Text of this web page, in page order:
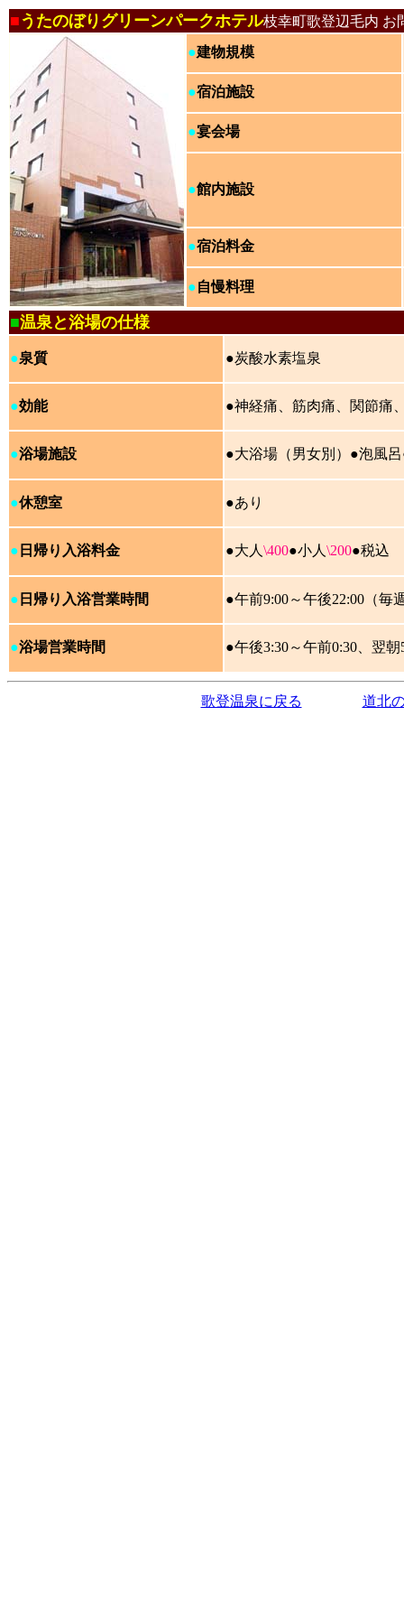
■うたのぼりグリーンパークホテル枝幸町歌登辺毛内 お
●建物規模
●宿泊施設
●宴会場
●館内施設
●宿泊料金
●自慢料理
■温泉と浴場の仕様
●泉質 ●炭酸水素塩泉
●効能 ●神経痛、筋肉痛、関節痛
●浴場施設 ●大浴場（男女別）●泡風
●休憩室 ●あり
● 日帰り入浴料金 ●大人 \400●小人 \200●税込
● 日帰り入浴営業時間 ●午前9:00～午後22:00（毎
●浴場営業時間 ●午後3:30～午前0:30、翌朝
歌登温泉に戻る 道北